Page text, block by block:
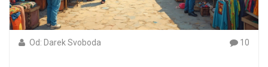
Od: Darek Svoboda 10